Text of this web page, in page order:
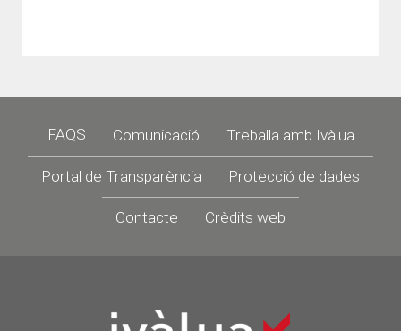
Footer
FAQS Comunicació Treballa amb Ivàlua
Portal de Transparència Protecció de dades
Contacte Crèdits web